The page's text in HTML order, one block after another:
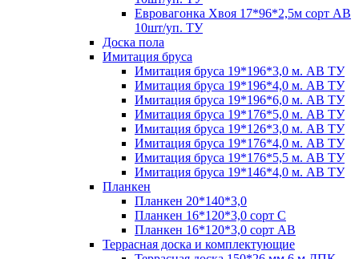
Евровагонка Хвоя 17*96*2,5м сорт АВ
10шт/уп. ТУ
Доска пола
Имитация бруса
Имитация бруса 19*196*3,0 м. АВ ТУ
Имитация бруса 19*196*4,0 м. АВ ТУ
Имитация бруса 19*196*6,0 м. АВ ТУ
Имитация бруса 19*176*5,0 м. АВ ТУ
Имитация бруса 19*126*3,0 м. АВ ТУ
Имитация бруса 19*176*4,0 м. АВ ТУ
Имитация бруса 19*176*5,5 м. АВ ТУ
Имитация бруса 19*146*4,0 м. АВ ТУ
Планкен
Планкен 20*140*3,0
Планкен 16*120*3,0 сорт С
Планкен 16*120*3,0 сорт АВ
Террасная доска и комплектующие